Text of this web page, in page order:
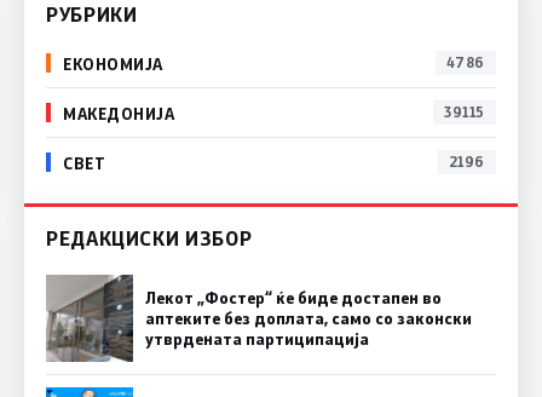
РУБРИКИ
ЕКОНОМИЈА 4786
МАКЕДОНИЈА 39115
СВЕТ 2196
РЕДАКЦИСКИ ИЗБОР
Лекот „Фостер“ ќе биде достапен во
аптеките без доплата, само со законски
утврдената партиципација